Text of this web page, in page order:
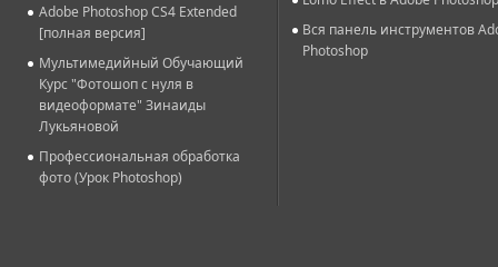
Adobe Photoshop CS4 Extended
[полная версия]
Мультимедийный Обучающий
Курс "Фотошоп с нуля в
видеоформате" Зинаиды
Лукьяновой
Профессиональная обработка
фото (Урок Photoshop)
Вся панель инструментов
Photoshop